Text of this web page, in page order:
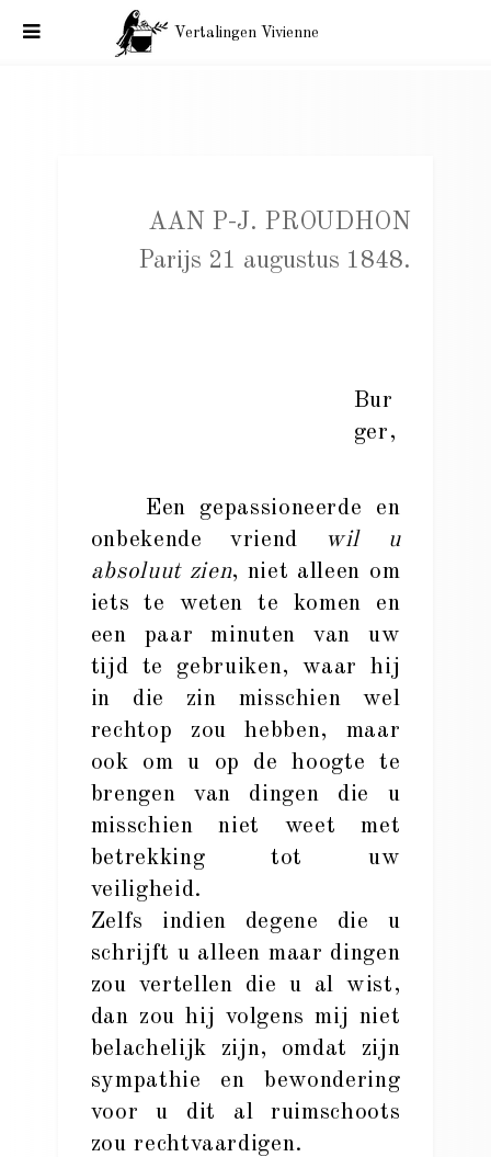
Vertalingen Vivienne
AAN P-J. PROUDHON
Parijs 21 augustus 1848.
Bur
ger,
Een gepassioneerde en
onbekende vriend wil u
absoluut zien, niet alleen om
iets te weten te komen en
een paar minuten van uw
tijd te gebruiken, waar hij
in die zin misschien wel
rechtop zou hebben, maar
ook om u op de hoogte te
brengen van dingen die u
misschien niet weet met
betrekking tot uw
veiligheid.
Zelfs indien degene die u
schrijft u alleen maar dingen
zou vertellen die u al wist,
dan zou hij volgens mij niet
belachelijk zijn, omdat zijn
sympathie en bewondering
voor u dit al ruimschoots
zou rechtvaardigen.